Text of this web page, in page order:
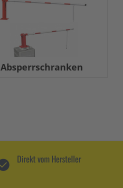
Absperrschranken
Direkt vom Hersteller